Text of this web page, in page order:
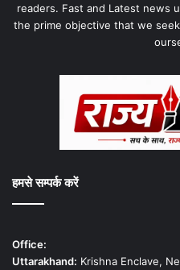
readers. Fast and Latest news
the prime objective that we
हमसे सम्पर्क करें
Office:
Uttarakhand: Krishna Enclave,